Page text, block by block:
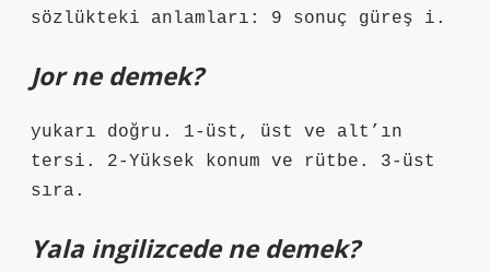
sözlükteki anlamları: 9 sonuç güreş i.
Jor ne demek?
yukarı doğru. 1-üst, üst ve alt’ın
tersi. 2-Yüksek konum ve rütbe. 3-üst
sıra.
Yala ingilizcede ne demek?